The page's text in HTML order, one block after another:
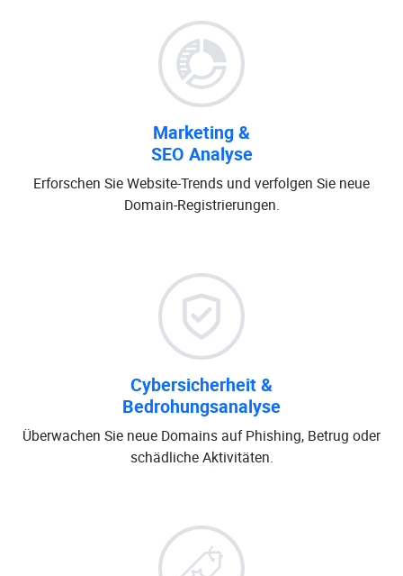
Marketing &
SEO Analyse
Erforschen Sie Website-Trends und verfolgen Sie neue
Domain-Registrierungen.
Cybersicherheit &
Bedrohungsanalyse
Überwachen Sie neue Domains auf Phishing, Betrug oder
schädliche Aktivitäten.